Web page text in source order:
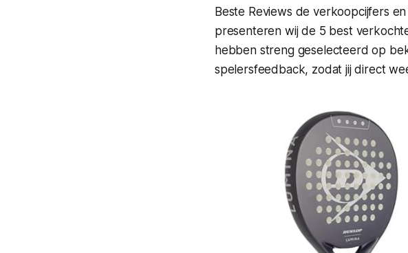
Beste Reviews de verkoopcijfers
presenteren wij de 5 best
hebben streng geselecteerd op
spelersfeedback, zodat jij direct